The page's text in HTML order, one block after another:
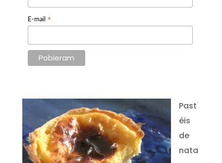
E-mail *
Past
éis
de
nata